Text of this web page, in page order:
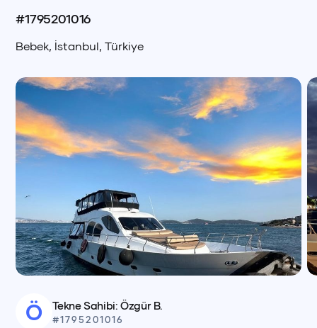
#1795201016
Bebek, İstanbul,Türkiye
Ö Tekne Sahibi: Özgür B.
#1795201016